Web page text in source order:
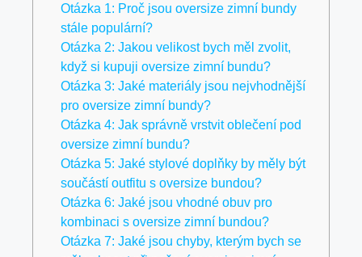
Otázka 1: Proč jsou oversize zimní bundy
stále populární?
Otázka 2: Jakou velikost bych měl zvolit,
když si kupuji oversize zimní bundu?
Otázka 3: Jaké materiály jsou nejvhodnější
pro oversize zimní bundy?
Otázka 4: Jak ⁢správně vrstvit oblečení pod‍
oversize zimní bundu?
Otázka 5: Jaké stylové doplňky by měly být
součástí outfitu s oversize bundou?
Otázka 6: Jaké ​jsou vhodné obuv pro
kombinaci s oversize ⁤zimní bundou?
Otázka⁤ 7: Jaké jsou chyby, kterým bych se